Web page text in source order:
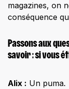
magazines, on
conséquence
Passons aux
savoir : si vous
Alix : Un puma.